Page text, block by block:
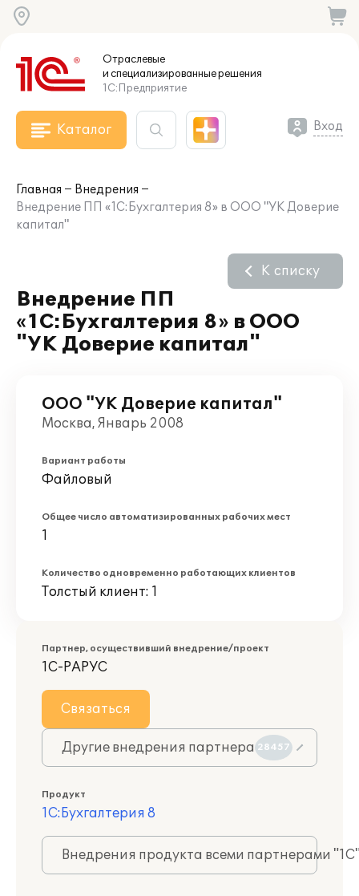
Отраслевые
и специализированныерешения
1С:Предприятие
Каталог Вход
Главная
Внедрения
Внедрение ПП «1С:Бухгалтерия 8» в ООО "УК Доверие
капитал"
Внедрение ПП
«1С:Бухгалтерия 8» в ООО
"УК Доверие капитал"
К списку
ООО "УК Доверие капитал"
Москва, Январь 2008
Вариант работы
Файловый
Общее число автоматизированных рабочих мест
1
Количество одновременно работающих клиентов
Толстый клиент: 1
Партнер, осуществивший внедрение/проект
1С-РАРУС
Связаться
Другие внедрения партнера 28457
Продукт
1С:Бухгалтерия 8
Внедрения продукта всеми партнерами